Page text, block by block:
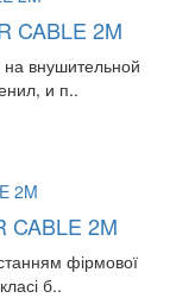
CABLE 2M
на внушительной
и п..
CABLE 2M
фірмової
б..